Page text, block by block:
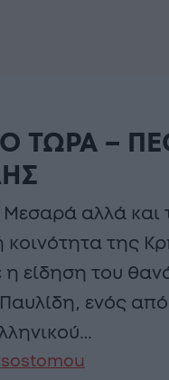
ΤΩΡΑ –
αλλά και
κοινότητα της
είδηση του
ενός από